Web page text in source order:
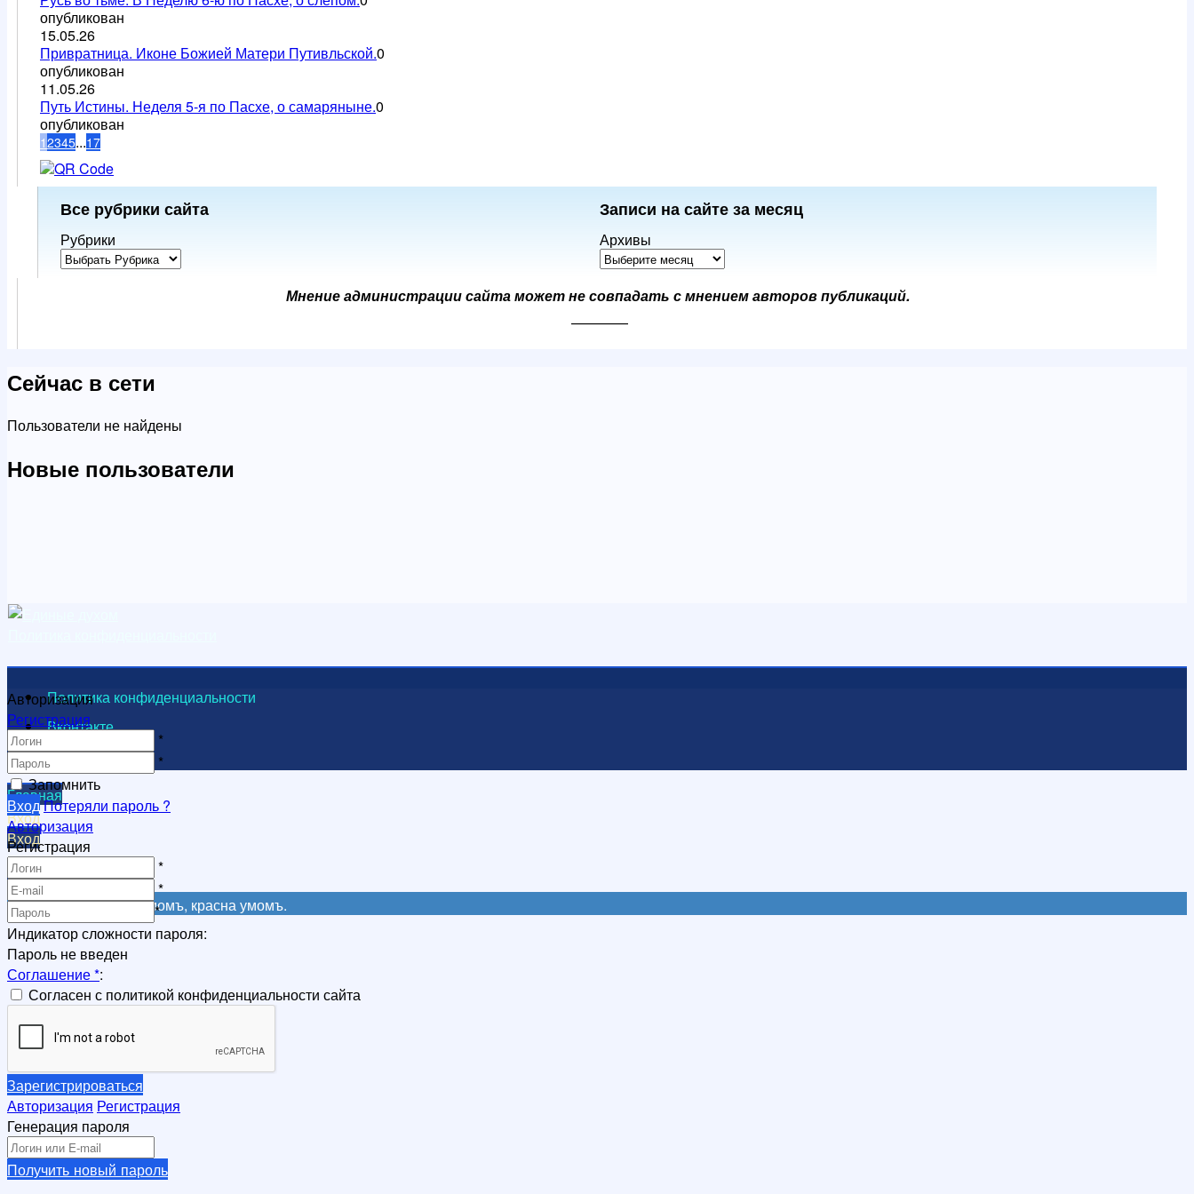
опубликован
15.05.26
Привратница. Иконе Божией Матери Путивльской.0
опубликован
11.05.26
Путь Истины. Неделя 5-я по Пасхе, о самаряныне.0
опубликован
12345...17
Все рубрики сайта
Рубрики
Записи на сайте за месяц
Архивы
Мнение администрации сайта может не совпадать с мнением авторов публикаций.
————
Сейчас в сети
Пользователи не найдены
Новые пользователи
Политика конфиденциальности
Вконтакте
Видеоканал
Главная
Вход
Вход
Регистрация
Регистрация
Не красна книга письмомъ, красна умомъ.
Авторизация
Регистрация
*
*
Запомнить
ВходПотеряли пароль ?
Авторизация
Регистрация
*
*
*
Индикатор сложности пароля:
Пароль не введен
Соглашение*:
Согласен с политикой конфиденциальности сайта
Зарегистрироваться
Авторизация Регистрация
Генерация пароля
Получить новый пароль